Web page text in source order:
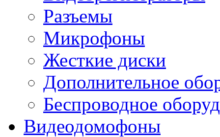
Разъемы
Микрофоны
Жесткие диски
Дополнительное
Беспроводное
Видеодомофоны